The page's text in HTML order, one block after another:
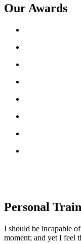
Our Awards
Personal
I should be incapable
moment; and yet I feel